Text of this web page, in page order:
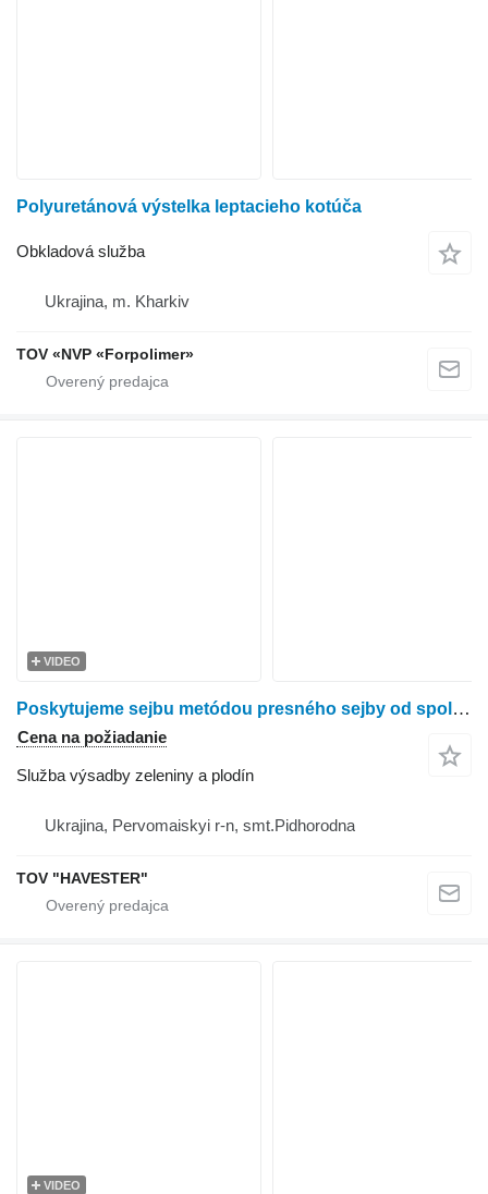
Polyuretánová výstelka leptacieho kotúča
Obkladová služba
Ukrajina, m. Kharkiv
TOV «NVP «Forpolimer»
VIDEO
Poskytujeme sejbu metódou presného sejby od spoločnosti Harvester LLC
Cena na požiadanie
Služba výsadby zeleniny a plodín
Ukrajina, Pervomaiskyi r-n, smt.Pidhorodna
TOV "HAVESTER"
VIDEO